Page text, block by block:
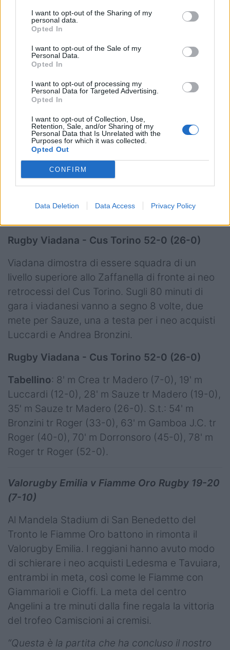
I want to opt-out of the Sharing of my
personal data.
Opted In
I want to opt-out of the Sale of my
Personal Data.
Opted In
I want to opt-out of processing my
Personal Data for Targeted Advertising.
Opted In
I want to opt-out of Collection, Use,
Retention, Sale, and/or Sharing of my
Personal Data that Is Unrelated with the
Purposes for which it was collected.
Opted Out
CONFIRM
Data Deletion Data Access Privacy Policy
Sitav Rugby Lyons v Verona Rugby 20-15
Marcatori: pt4’ m Tripodo, 7’ m Verona, 12’ m
Mannelli, 21’ m Minervino, 28’ m Verona, 35’ m
Sitav Rugby Lyons:
Biffi; Rodina, Paz, Zaridze,
Janse van Rensburg, Salvetti; Tripodo,
Minervino, Pelliccioli
Sono entrati: Cocchiaro, Aloè, Henderson
all.Urdaneta
Cartellini : al 5’ giallo a Minervino
Rugby Viadana - Cus Torino 52-0 (26-0)
Viadana dimostra di essere squadra di un
livello superiore allo Zaffanella di fronte ai neo
retrocessi del Cus Torino. Sugli 80 minuti di
gara i viadanesi vanno a segno 8 volte, due
mete per Sauze, una a testa per i neo acquisti
Luccardi e Andrea Bronzini.
Rugby Viadana - Cus Torino 52-0 (26-0)
Tabellino: 8' m Crea tr Madero (7-0), 19' m
Luccardi (12-0), 28' m Sauze tr Madero (19-0),
35' m Sauze tr Madero (26-0). S.t.: 54' m
Bronzini tr Roger (33-0), 63' m Gamboa J.C. tr
Roger (40-0), 70' m Dorronsoro (45-0), 78' m
Roger tr Roger (52-0).
Valorugby Emilia v Fiamme Oro Rugby 19-20
(7-10)
Al Mandela Stadium di San Benedetto del
Tronto le Fiamme Oro battono in rimonta il
Valorugby Emilia. I reggiani hanno avuto modo
di schierare i neo acquisti Ledesma e Tavuiara,
entrambi in meta, così come le Fiamme con
Giammarioli e Cioffi. La meta del centro
Angelini a tre minuti dalla fine regala la vittoria
del trofeo Camiscioni ai cremisi.
“Questa è la partita che ha concluso il nostro